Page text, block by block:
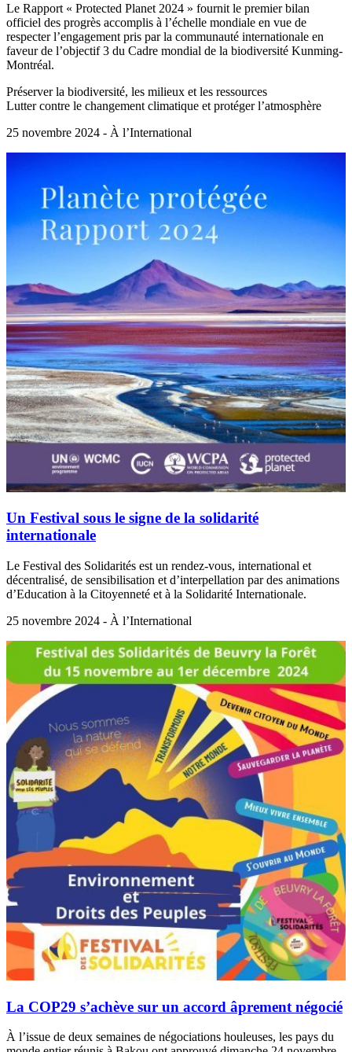
Le Rapport « Protected Planet 2024 » fournit le premier bilan
officiel des progrès accomplis à l’échelle mondiale en vue de
respecter l’engagement pris par la communauté internationale en
faveur de l’objectif 3 du Cadre mondial de la biodiversité Kunming-
Montréal.
Préserver la biodiversité, les milieux et les ressources
Lutter contre le changement climatique et protéger l’atmosphère
25 novembre 2024 - À l’International
Un Festival sous le signe de la solidarité
internationale
Le Festival des Solidarités est un rendez-vous, international et
décentralisé, de sensibilisation et d’interpellation par des animations
d’Education à la Citoyenneté et à la Solidarité Internationale.
25 novembre 2024 - À l’International
La COP29 s’achève sur un accord âprement négocié
À l’issue de deux semaines de négociations houleuses, les pays du